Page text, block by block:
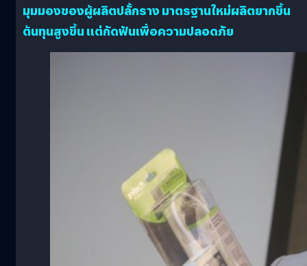
มุมมองของผู้ผลิตปลั้กราง มาตรฐานใหม่ผลิตยากขึ้น
ต้นทุนสูงขึ้น แต่กัดฟันเพื่อความปลอดภัย